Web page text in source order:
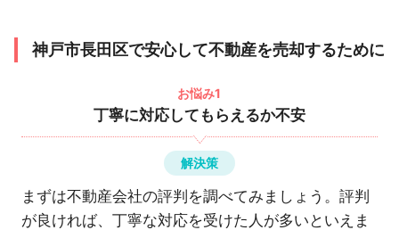
神戸市長田区で安心して不動産を売却するために
お悩み1
丁寧に対応してもらえるか不安
解決策
まずは不動産会社の評判を調べてみましょう。評判
が良ければ、丁寧な対応を受けた人が多いといえま